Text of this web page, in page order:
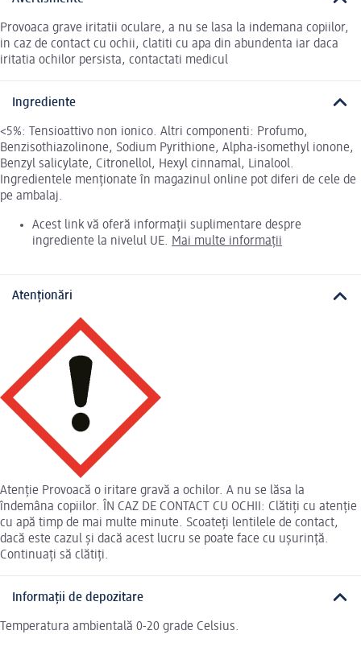
Provoaca grave iritatii oculare, a nu se lasa la indemana copiilor,
in caz de contact cu ochii, clatiti cu apa din abundenta iar daca
iritatia ochilor persista, contactati medicul
Ingrediente
<5%: Tensioattivo non ionico. Altri componenti: Profumo,
Benzisothiazolinone, Sodium Pyrithione, Alpha-isomethyl ionone,
Benzyl salicylate, Citronellol, Hexyl cinnamal, Linalool.
Ingredientele menționate în magazinul online pot diferi de cele de
pe ambalaj.
Acest link vă oferă informații suplimentare despre
ingrediente la nivelul UE. Mai multe informații
Atenționări
Atenție Provoacă o iritare gravă a ochilor. A nu se lăsa la
îndemâna copiilor. ÎN CAZ DE CONTACT CU OCHII: Clătiți cu atenție
cu apă timp de mai multe minute. Scoateți lentilele de contact,
dacă este cazul și dacă acest lucru se poate face cu ușurință.
Continuați să clătiți.
Informații de depozitare
Temperatura ambientală 0-20 grade Celsius.